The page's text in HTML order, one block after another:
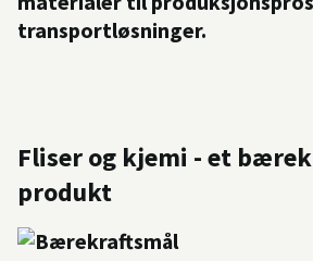
transportløsninger.
Fliser og kjemi - et
produkt